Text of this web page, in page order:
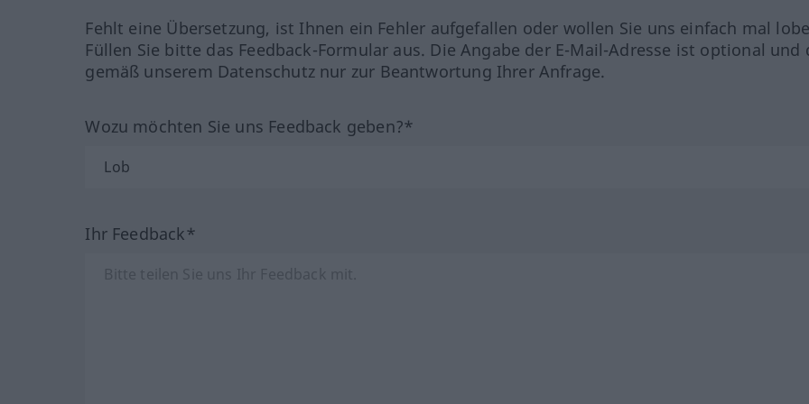
Fehlt eine Übersetzung, ist Ihnen ein Fehler aufgefallen oder wollen Sie uns einfach mal
Füllen Sie bitte das Feedback-Formular aus. Die Angabe der E-Mail-Adresse ist optional und
gemäß unserem Datenschutz nur zur Beantwortung Ihrer Anfrage.
Wozu möchten Sie uns Feedback geben?*
Ihr Feedback*